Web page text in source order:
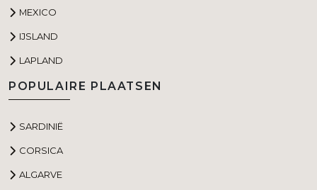
MEXICO
IJSLAND
LAPLAND
POPULAIRE PLAATSEN
SARDINIË
CORSICA
ALGARVE